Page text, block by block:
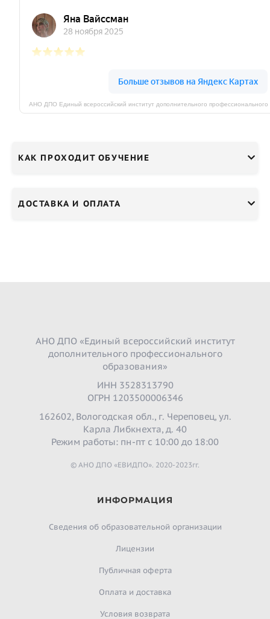
КАК ПРОХОДИТ ОБУЧЕНИЕ
ДОСТАВКА И ОПЛАТА
АНО ДПО «Единый всероссийский институт
дополнительного профессионального
образования»
ИНН 3528313790
ОГРН 1203500006346
162602, Вологодская обл., г. Череповец, ул.
Карла Либкнехта, д. 40
Режим работы: пн-пт с 10:00 до 18:00
© АНО ДПО «ЕВИДПО». 2020-2023гг.
ИНФОРМАЦИЯ
Сведения об образовательной организации
Лицензии
Публичная оферта
Оплата и доставка
Условия возврата